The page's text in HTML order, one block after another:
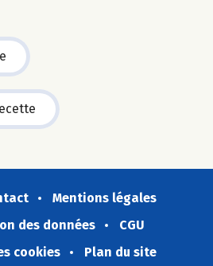
Mentions légales
des données
CGU
cookies
Plan du site